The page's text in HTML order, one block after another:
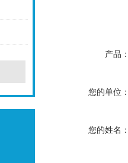
产品：
您的单位：
您的姓名：